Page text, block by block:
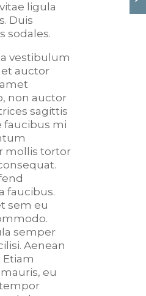
ligula
Duis
sodales.
vestibulum
auctor
non auctor
sagittis
faucibus mi
mollis tortor
faucibus.
sem eu
semper
Aenean
Etiam
eu